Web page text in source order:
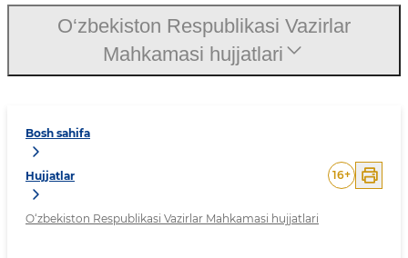
Bosh sahifa
Hujjatlar
O‘zbekiston Respublikasi Vazirlar Mahkamasi hujjatlari
16+
O‘zbekiston Respublikasi Vazirlar
Mahkamasi hujjatlari